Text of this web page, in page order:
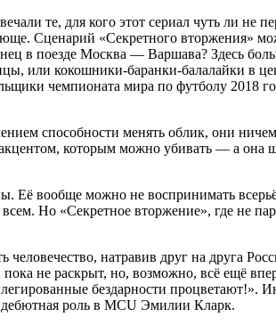
те, для кого этот сериал чуть ли не
Сценарий «Секретного вторжения»
в поезде Москва — Варшава? Здесь
или кокошники-баранки-балалайки в
чемпионата мира по футболу 2018
способности менять облик, они
которым можно убивать — а она
Её вообще можно не воспринимать
Но «Секретное вторжение», где не
натравив друг на друга
не раскрыт, но, возможно, всё ещё
бездарности
роль в MCU Эмилии Кларк.